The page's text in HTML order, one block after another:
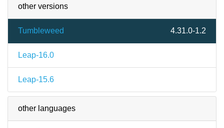
other versions
Tumbleweed 4.31.0-1.2
Leap-16.0
Leap-15.6
other languages